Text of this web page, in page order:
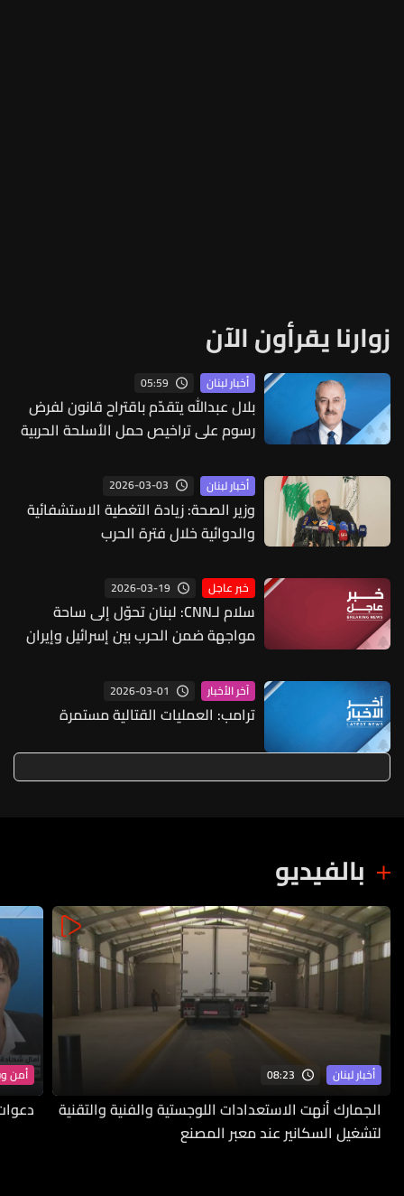
زوارنا يقرأون الآن
أخبار لبنان 05:59
بلال عبدالله يتقدّم باقتراح قانون لفرض
رسوم على تراخيص حمل الأسلحة الحربية
أخبار لبنان 2026-03-03
وزير الصحة: زيادة التغطية الاستشفائية
والدوائية خلال فترة الحرب
خبر عاجل 2026-03-19
سلام لـCNN: لبنان تحوّل إلى ساحة
مواجهة ضمن الحرب بين إسرائيل وإيران
فُرضت علينا ولم نسعَ إليها ولم نخترها
وأولويتنا وقفها
آخر الأخبار 2026-03-01
ترامب: العمليات القتالية مستمرة
بالفيديو
أخبار لبنان 08:23
الجمارك أنهت الاستعدادات اللوجستية والفنية والتقنية
لتشغيل السكانير عند معبر المصنع
أمن